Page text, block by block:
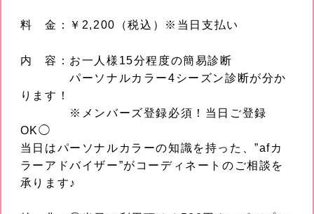
料 金：￥2,200（税込）※当日支払い
内 容：お一人様15分程度の簡易診断
パーソナルカラー4シーズン診断が分か
ります！
※メンバーズ登録必須！当日ご登録
OK◯
当日はパーソナルカラーの知識を持った、”afカ
ラーアドバイザー”がコーディネートのご相談を
承ります♪